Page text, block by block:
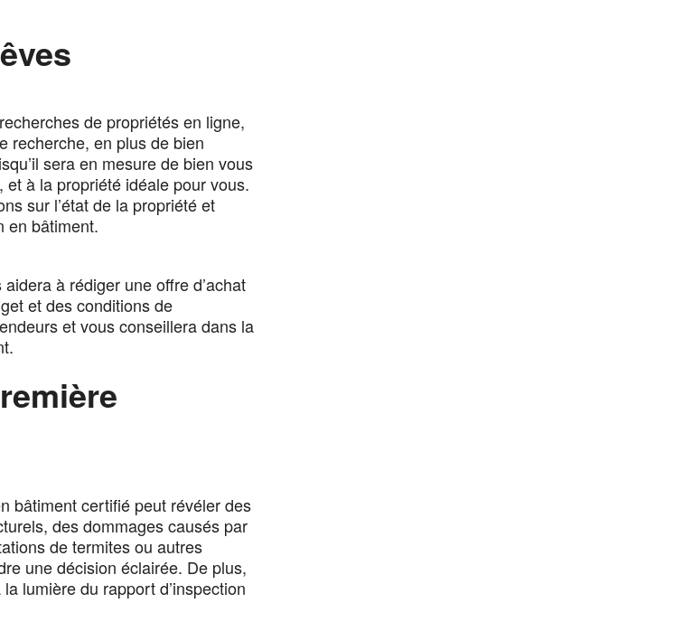
de propriétés en ligne,
recherche, en plus de bien
sera en mesure de bien vous
à la propriété idéale pour vous.
sur l’état de la propriété et
en bâtiment.
à rédiger une offre d’achat
et des conditions de
et vous conseillera dans la
bâtiment certifié peut révéler des
des dommages causés par
de termites ou autres
une décision éclairée. De plus,
lumière du rapport d’inspection